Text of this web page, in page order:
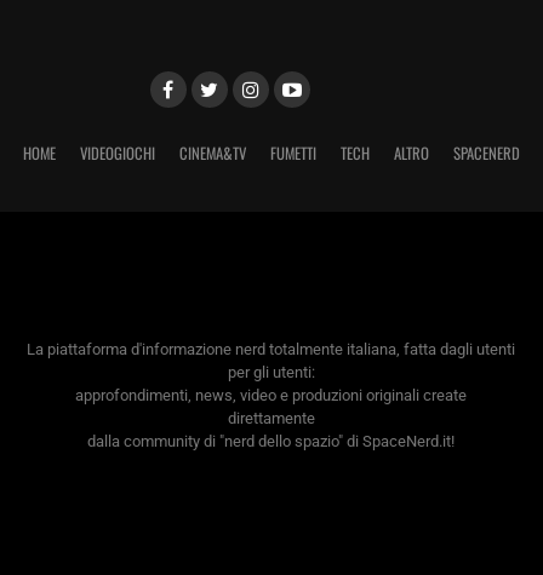
HOME VIDEOGIOCHI CINEMA&TV FUMETTI TECH ALTRO SPACENERD
La piattaforma d'informazione nerd totalmente italiana, fatta dagli utenti
per gli utenti:
approfondimenti, news, video e produzioni originali create
direttamente
dalla community di "nerd dello spazio" di SpaceNerd.it!